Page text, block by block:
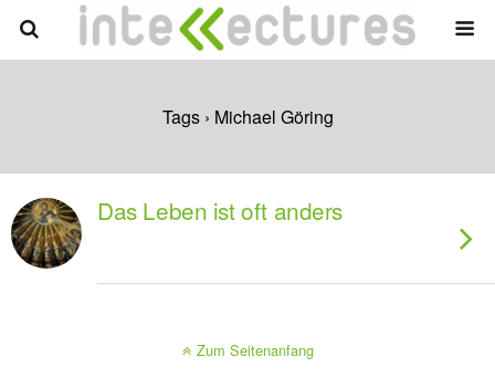
Tags › Michael Göring
Das Leben ist oft anders
Zum Seitenanfang